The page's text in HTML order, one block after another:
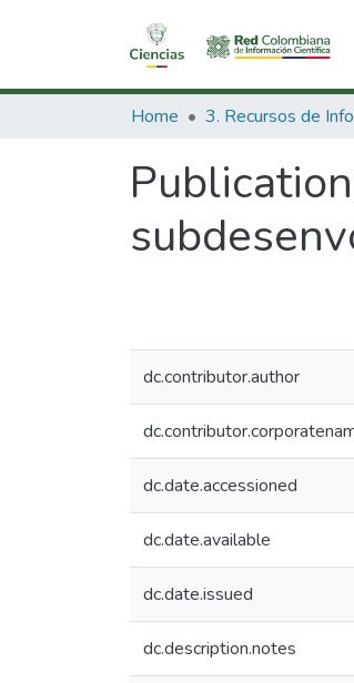
Home
dc.contributor.author
dc.date.accessioned
dc.date.available
dc.date.issued
dc.description.notes